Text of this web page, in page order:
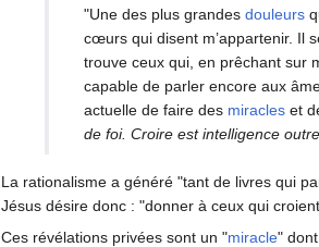
"Une des plus grandes douleurs
cœurs qui disent m’appartenir. Il
trouve ceux qui, en prêchant sur
capable de parler encore aux
actuelle de faire des miracles et
de foi. Croire est intelligence
La rationalisme a généré "tant de livres qui
Jésus désire donc : "donner à ceux qui
Ces révélations privées sont un "miracle"